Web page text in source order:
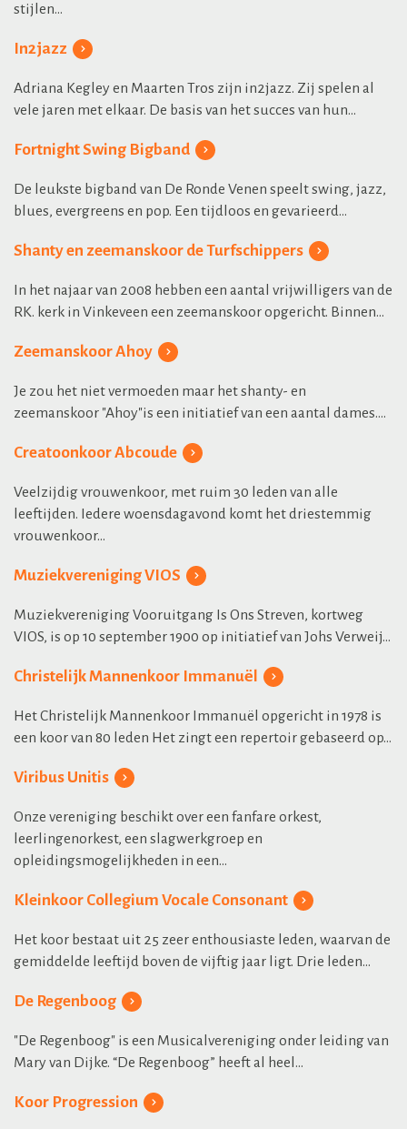
stijlen...
In2jazz
Adriana Kegley en Maarten Tros zijn in2jazz. Zij spelen al
vele jaren met elkaar. De basis van het succes van hun...
Fortnight Swing Bigband
De leukste bigband van De Ronde Venen speelt swing, jazz,
blues, evergreens en pop. Een tijdloos en gevarieerd...
Shanty en zeemanskoor de Turfschippers
In het najaar van 2008 hebben een aantal vrijwilligers van de
RK. kerk in Vinkeveen een zeemanskoor opgericht. Binnen...
Zeemanskoor Ahoy
Je zou het niet vermoeden maar het shanty- en
zeemanskoor "Ahoy"is een initiatief van een aantal dames....
Creatoonkoor Abcoude
Veelzijdig vrouwenkoor, met ruim 30 leden van alle
leeftijden. Iedere woensdagavond komt het driestemmig
vrouwenkoor...
Muziekvereniging VIOS
Muziekvereniging Vooruitgang Is Ons Streven, kortweg
VIOS, is op 10 september 1900 op initiatief van Johs Verweij...
Christelijk Mannenkoor Immanuël
Het Christelijk Mannenkoor Immanuël opgericht in 1978 is
een koor van 80 leden Het zingt een repertoir gebaseerd op...
Viribus Unitis
Onze vereniging beschikt over een fanfare orkest,
leerlingenorkest, een slagwerkgroep en
opleidingsmogelijkheden in een...
Kleinkoor Collegium Vocale Consonant
Het koor bestaat uit 25 zeer enthousiaste leden, waarvan de
gemiddelde leeftijd boven de vijftig jaar ligt. Drie leden...
De Regenboog
"De Regenboog" is een Musicalvereniging onder leiding van
Mary van Dijke. “De Regenboog” heeft al heel...
Koor Progression